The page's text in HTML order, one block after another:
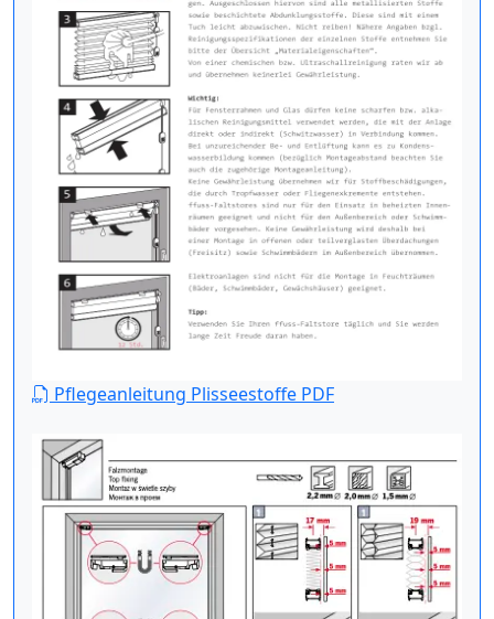
Pflegeanleitung Plisseestoffe PDF